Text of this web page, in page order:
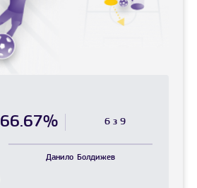
66.67% 6 з 9
Данило Болдижев